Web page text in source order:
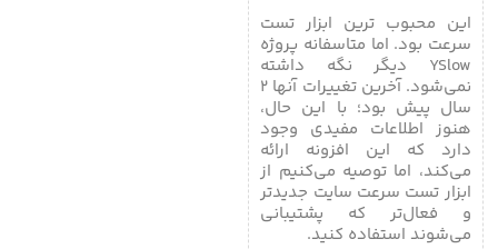
این محبوب ترین ابزار تست
سرعت بود. اما متاسفانه پروژه
YSlow دیگر نگه داشته
نمی‌شود. آخرین تغییرات آنها ۲
سال پیش بود؛ با این حال،
هنوز اطلاعات مفیدی وجود
دارد که این افزونه ارائه
می‌کند، اما توصیه می‌کنیم از
ابزار تست سرعت سایت جدیدتر
و فعال‌تر که پشتیبانی
می‌شوند استفاده کنید.